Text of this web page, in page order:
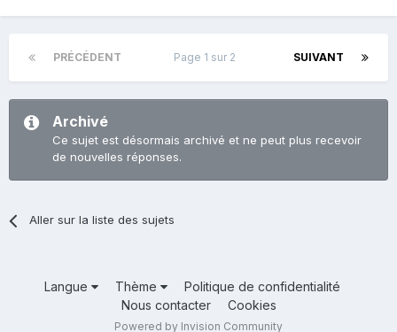
PRÉCÉDENT SUIVANT
Page 1 sur 2
Archivé
Ce sujet est désormais archivé et ne peut plus recevoir
de nouvelles réponses.
Aller sur la liste des sujets
Langue Thème
Politique de confidentialité
Nous contacter
Cookies
Powered by Invision Community